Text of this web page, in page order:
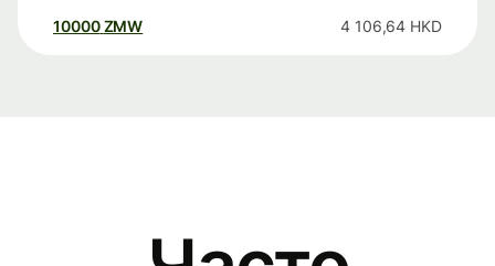
10000 ZMW 4 106,64 HKD